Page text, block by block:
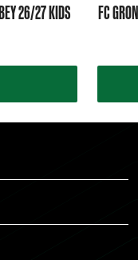
26/27 KIDS FC